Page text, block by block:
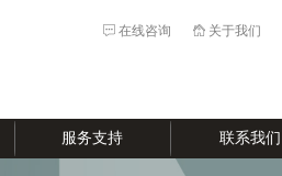
关于我们
在线咨询
服务支持 联系我们